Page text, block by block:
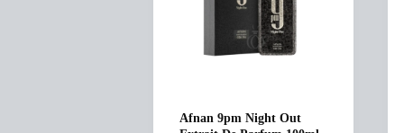
Afnan 9pm Night Out